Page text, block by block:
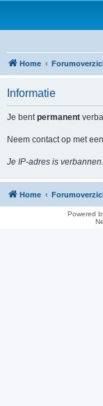
Home
Informatie
Je bentpermanent
Neem contact op met een
Je IP-adres is verbannen.
Home
Powered